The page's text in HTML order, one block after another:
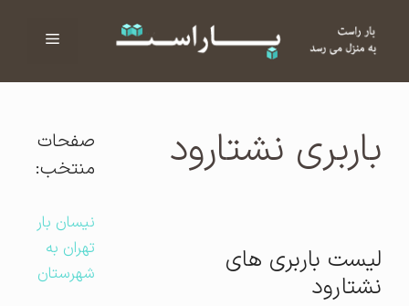
فهرست
باربری نشتارود
لیست باربری های
نشتارود
صفحات
منتخب:
نیسان بار
تهران به
شهرستان